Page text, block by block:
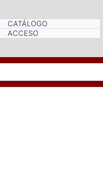
CATÁLOGO
ACCESO